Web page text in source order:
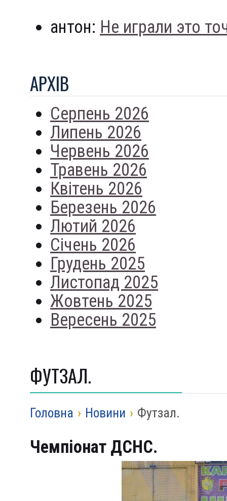
антон: Не играли это
АРХIВ
Серпень 2026
Липень 2026
Червень 2026
Травень 2026
Квітень 2026
Березень 2026
Лютий 2026
Січень 2026
Грудень 2025
Листопад 2025
Жовтень 2025
Вересень 2025
ФУТЗАЛ.
Головна › Новини › Футзал.
Чемпіонат ДСНС.